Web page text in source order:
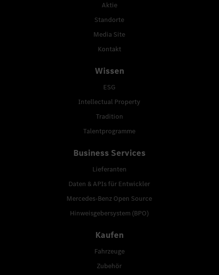
Aktie
Standorte
Media Site
Kontakt
Wissen
ESG
Intellectual Property
Tradition
Talentprogramme
Business Services
Lieferanten
Daten & APIs für Entwickler
Mercedes-Benz Open Source
Hinweisgebersystem (BPO)
Kaufen
Fahrzeuge
Zubehör